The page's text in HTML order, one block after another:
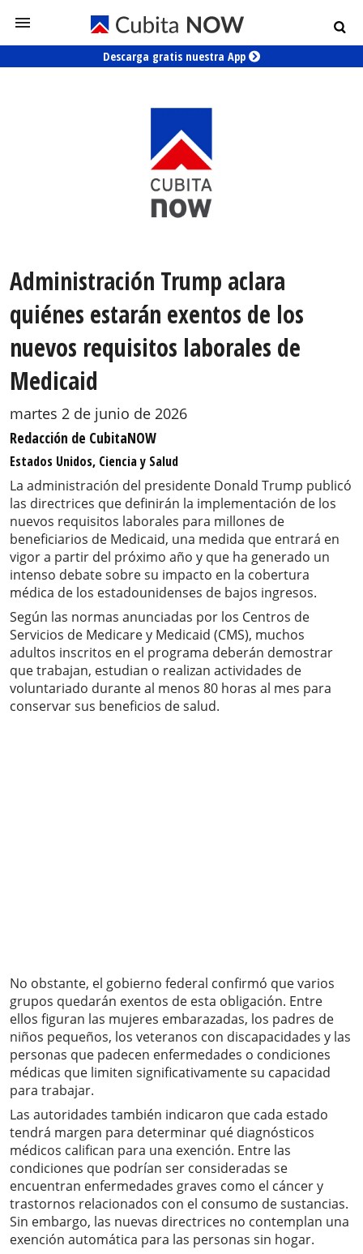
Descarga gratis nuestra App
Administración Trump aclara
quiénes estarán exentos de los
nuevos requisitos laborales de
Medicaid
martes 2 de junio de 2026
Redacción de CubitaNOW
Estados Unidos, Ciencia y Salud
La administración del presidente Donald Trump publicó
las directrices que definirán la implementación de los
nuevos requisitos laborales para millones de
beneficiarios de Medicaid, una medida que entrará en
vigor a partir del próximo año y que ha generado un
intenso debate sobre su impacto en la cobertura
médica de los estadounidenses de bajos ingresos.
Según las normas anunciadas por los Centros de
Servicios de Medicare y Medicaid (CMS), muchos
adultos inscritos en el programa deberán demostrar
que trabajan, estudian o realizan actividades de
voluntariado durante al menos 80 horas al mes para
conservar sus beneficios de salud.
No obstante, el gobierno federal confirmó que varios
grupos quedarán exentos de esta obligación. Entre
ellos figuran las mujeres embarazadas, los padres de
niños pequeños, los veteranos con discapacidades y las
personas que padecen enfermedades o condiciones
médicas que limiten significativamente su capacidad
para trabajar.
Las autoridades también indicaron que cada estado
tendrá margen para determinar qué diagnósticos
médicos califican para una exención. Entre las
condiciones que podrían ser consideradas se
encuentran enfermedades graves como el cáncer y
trastornos relacionados con el consumo de sustancias.
Sin embargo, las nuevas directrices no contemplan una
exención automática para las personas sin hogar.